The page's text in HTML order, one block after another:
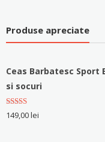
Produse apreciate
Ceas Barbatesc
si socuri
Evaluat la
5.00stele
149,00lei